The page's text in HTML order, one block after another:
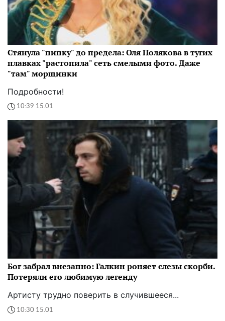
Стянула "пипку" до предела: Оля Полякова в тугих
плавках "растопила" сеть смелыми фото. Даже
"там" морщинки
Подробности!
10:39 15.01
Бог забрал внезапно: Галкин роняет слезы скорби.
Потеряли его любимую легенду
Артисту трудно поверить в случившееся...
10:30 15.01